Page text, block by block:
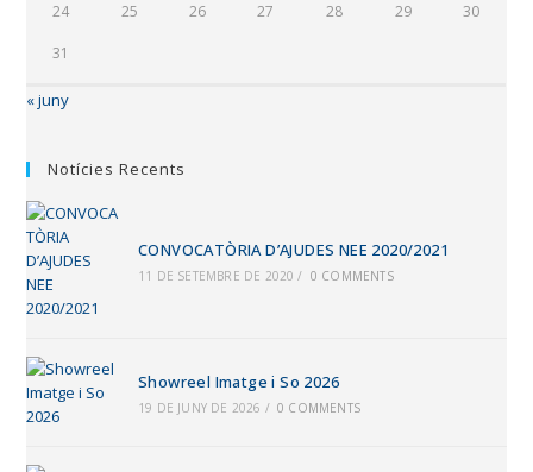
24 25 26 27 28 29 30
31
« juny
Notícies Recents
CONVOCATÒRIA D’AJUDES NEE 2020/2021
11 DE SETEMBRE DE 2020 / 0 COMMENTS
Showreel Imatge i So 2026
19 DE JUNY DE 2026 / 0 COMMENTS